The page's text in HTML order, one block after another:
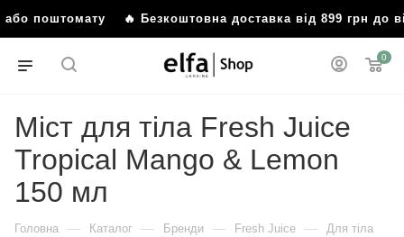
або поштомату 🔥 Безкоштовна доставка від 899 грн до
0
Міст для тіла Fresh Juice
Tropical Mango & Lemon
150 мл
Головна — Каталог — Бренди — Fresh Juice — Для тіла